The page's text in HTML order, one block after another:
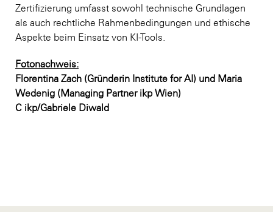
Zertifizierung umfasst sowohl technische Grundlagen
als auch rechtliche Rahmenbedingungen und ethische
Aspekte beim Einsatz von KI-Tools.
Fotonachweis:
Florentina Zach (Gründerin Institute for AI) und Maria
Wedenig (Managing Partner ikp Wien)
C ikp/Gabriele Diwald